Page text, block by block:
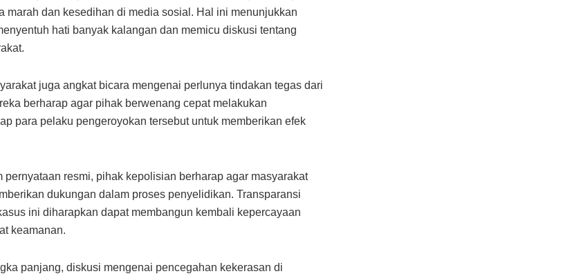
marah dan kesedihan di media sosial. Hal ini menunjukkan
hati banyak kalangan dan memicu diskusi tentang
juga angkat bicara mengenai perlunya tindakan tegas dari
berharap agar pihak berwenang cepat melakukan
para pelaku pengeroyokan tersebut untuk memberikan efek
pernyataan resmi, pihak kepolisian berharap agar masyarakat
dukungan dalam proses penyelidikan. Transparansi
ini diharapkan dapat membangun kembali kepercayaan
keamanan.
panjang, diskusi mengenai pencegahan kekerasan di